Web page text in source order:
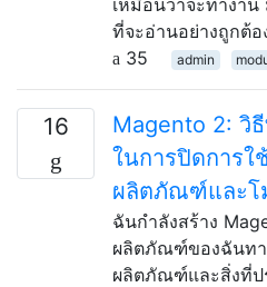
ที่จะอ่านอย่างถูกต้อ
35
admin
16
Magento 2: วิ
ในการปิดการใ
ผลิตภัณฑ์และโ
ฉันกำลังสร้าง
ผลิตภัณฑ์ของฉันทา
ผลิตภัณฑ์และสิ่งที่ป